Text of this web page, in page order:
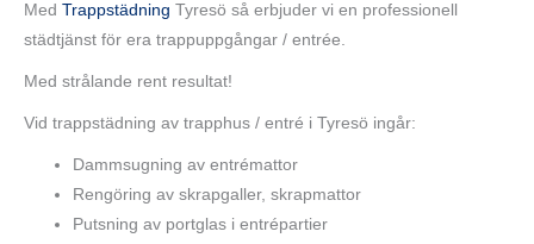
Med Trappstädning Tyresö så erbjuder vi en professionell
städtjänst för era trappuppgångar / entrée.
Med strålande rent resultat!
Vid trappstädning av trapphus / entré i Tyresö ingår:
Dammsugning av entrémattor
Rengöring av skrapgaller, skrapmattor
Putsning av portglas i entrépartier